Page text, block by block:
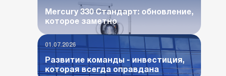
Mercury 330 Стандарт: обновление,
которое заметно
01.07.2026
Развитие команды - инвестиция,
которая всегда оправдана